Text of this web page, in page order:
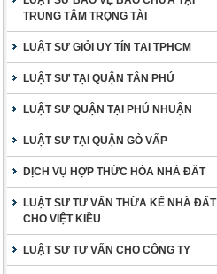
TRUNG TÂM TRỌNG TÀI
LUẬT SƯ GIỎI UY TÍN TẠI TPHCM
LUẬT SƯ TẠI QUẬN TÂN PHÚ
LUẬT SƯ QUẬN TẠI PHÚ NHUẬN
LUẬT SƯ TẠI QUẬN GÒ VẤP
DỊCH VỤ HỢP THỨC HÓA NHÀ ĐẤT
LUẬT SƯ TƯ VẤN THỪA KẾ NHÀ ĐẤT
CHO VIỆT KIỀU
LUẬT SƯ TƯ VẤN CHO CÔNG TY